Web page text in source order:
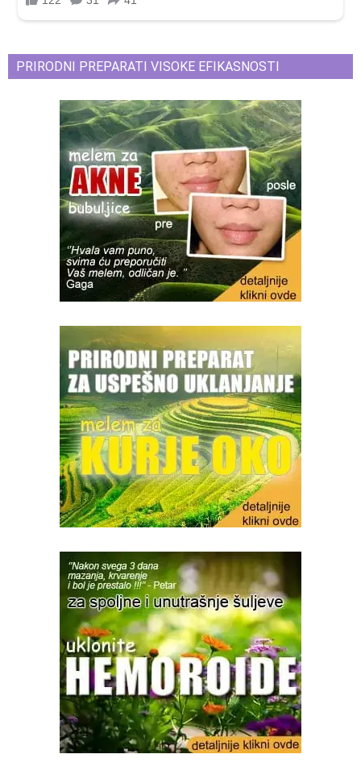
PRIRODNI PREPARATI VISOKE EFIKASNOSTI